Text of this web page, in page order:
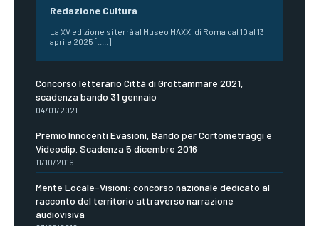
Redazione Cultura
La XV edizione si terrà al Museo MAXXI di Roma dal 10 al 13
aprile 2025 [.....]
Concorso letterario Città di Grottammare 2021,
scadenza bando 31 gennaio
04/01/2021
Premio Innocenti Evasioni, Bando per Cortometraggi e
Videoclip. Scadenza 5 dicembre 2016
11/10/2016
Mente Locale-Visioni: concorso nazionale dedicato al
racconto del territorio attraverso narrazione
audiovisiva